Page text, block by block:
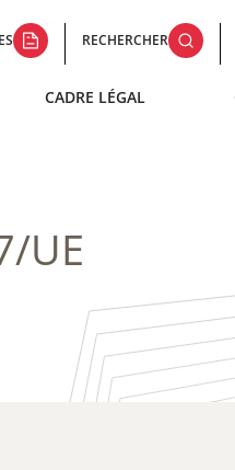
RECHERCHER
CADRE LÉGAL
UE